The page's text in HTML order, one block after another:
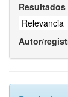
Autor/